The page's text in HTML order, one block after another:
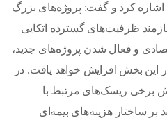
کرد و گفت: پروژه‌های بزرگ
ظرفیت‌های گسترده اتکایی
و فعال شدن پروژه‌های جدید،
این بخش افزایش خواهد یافت. در
برخی ریسک‌های مرتبط با
بر ساختار هزینه‌های بیمه‌ای